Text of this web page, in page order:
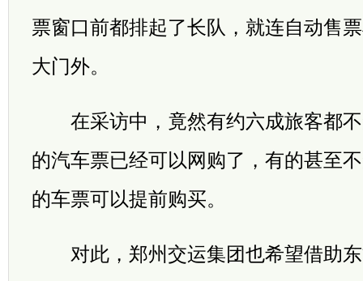
票窗口前都排起了长队，就连自动售
大门外。
在采访中，竟然有约六成旅客都不
的汽车票已经可以网购了，有的甚至
的车票可以提前购买。
对此，郑州交运集团也希望借助东